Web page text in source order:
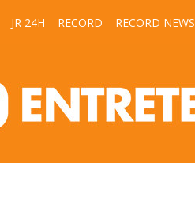
JR 24H RECORD RECORD NEWS